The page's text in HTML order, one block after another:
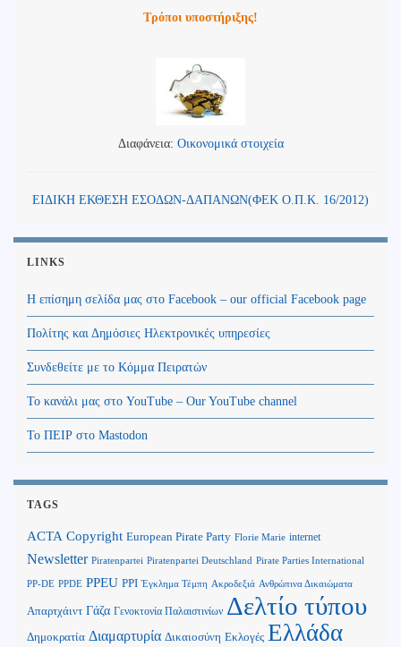
Τρόποι υποστήριξης!
Διαφάνεια: Οικονομικά στοιχεία
ΕΙΔΙΚΗ ΕΚΘΕΣΗ ΕΣΟΔΩΝ-ΔΑΠΑΝΩΝ(ΦΕΚ Ο.Π.Κ. 16/2012)
LINKS
Η επίσημη σελίδα μας στο Facebook – our official Facebook page
Πολίτης και Δημόσιες Ηλεκτρονικές υπηρεσίες
Συνδεθείτε με το Κόμμα Πειρατών
Το κανάλι μας στο YouTube – Our YouTube channel
Το ΠΕΙΡ στο Mastodon
TAGS
ACTA Copyright European Pirate Party Florie Marie internet
Newsletter Piratenpartei Piratenpartei Deutschland Pirate Parties International
PP-DE PPDE PPEU PPI Έγκλημα Τέμπη Ακροδεξιά Ανθρώπινα Δικαιώματα
Απαρτχάιντ Γάζα Γενοκτονία Παλαιστινίων Δελτίο τύπου
Δημοκρατία Διαμαρτυρία Δικαιοσύνη Εκλογές Ελλάδα